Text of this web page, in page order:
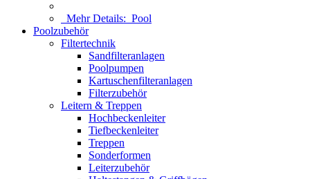
Mehr Details: Pool
Poolzubehör
Filtertechnik
Sandfilteranlagen
Poolpumpen
Kartuschenfilteranlagen
Filterzubehör
Leitern & Treppen
Hochbeckenleiter
Tiefbeckenleiter
Treppen
Sonderformen
Leiterzubehör